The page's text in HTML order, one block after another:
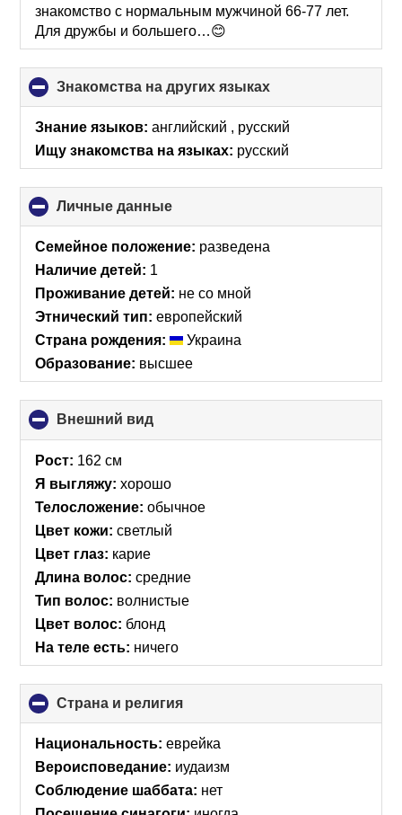
знакомство с нормальным мужчиной 66-77 лет.
Для дружбы и большего…😊
Знакомства на других языках
to
collapse
contents
Знание языков: английский , русский
Ищу знакомства на языках: русский
Личные данные
to
collapse
Семейное положение: разведена
Наличие детей: 1
Проживание детей: не со мной
Этнический тип: европейский
Страна рождения:
Украина
Образование: высшее
Внешний вид
to
Рост: 162 см
Я выгляжу: хорошо
Телосложение: обычное
Цвет кожи: светлый
Цвет глаз: карие
Длина волос: средние
Тип волос: волнистые
Цвет волос: блонд
На теле есть: ничего
Страна и религия
to
collapse
Национальность: еврейка
Вероисповедание: иудаизм
Соблюдение шаббата: нет